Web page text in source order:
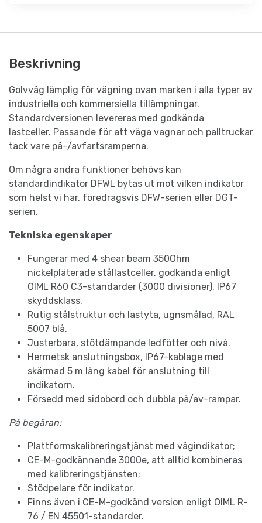
Beskrivning
Golvvåg lämplig för vägning ovan marken i alla typer av
industriella och kommersiella tillämpningar.
Standardversionen levereras med godkända
lastceller. Passande för att väga vagnar och palltruckar
tack vare på-/avfartsramperna.
Om några andra funktioner behövs kan
standardindikator DFWL bytas ut mot vilken indikator
som helst vi har, föredragsvis DFW-serien eller DGT-
serien.
Tekniska egenskaper
Fungerar med 4 shear beam 350Ohm
nickelpläterade stållastceller, godkända enligt
OIML R60 C3-standarder (3000 divisioner), IP67
skyddsklass.
Rutig stålstruktur och lastyta, ugnsmålad, RAL
5007 blå.
Justerbara, stötdämpande ledfötter och nivå.
Hermetsk anslutningsbox, IP67-kablage med
skärmad 5 m lång kabel för anslutning till
indikatorn.
Försedd med sidobord och dubbla på/av-rampar.
På begäran:
Plattformskalibreringstjänst med vågindikator;
CE-M-godkännande 3000e, att alltid kombineras
med kalibreringstjänsten;
Stödpelare för indikator.
Finns även i CE-M-godkänd version enligt OIML R-
76 / EN 45501-standarder.